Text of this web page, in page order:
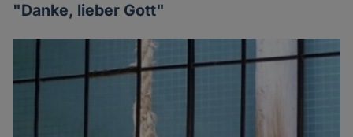
"Danke, lieber Gott"